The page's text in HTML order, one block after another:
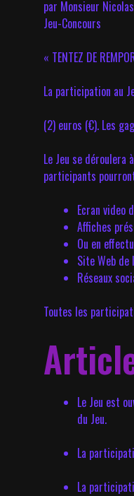
par Monsieur
Jeu-Concours
« TENTEZ DE
La participation au
(2) euros (€). Les
Le Jeu se déroulera
participants
Ecran video
Affiches
Ou en
Site Web de
Réseaux
Toutes les
Le Jeu est
du Jeu.
La
La